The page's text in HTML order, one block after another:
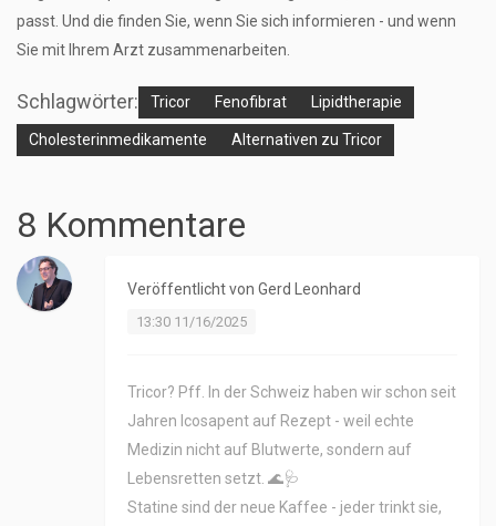
passt. Und die finden Sie, wenn Sie sich informieren - und wenn
Sie mit Ihrem Arzt zusammenarbeiten.
Schlagwörter: Tricor Fenofibrat Lipidtherapie
Cholesterinmedikamente Alternativen zu Tricor
8 Kommentare
Veröffentlicht von Gerd Leonhard
13:30 11/16/2025
Tricor? Pff. In der Schweiz haben wir schon seit
Jahren Icosapent auf Rezept - weil echte
Medizin nicht auf Blutwerte, sondern auf
Lebensretten setzt. 🌊🩺
Statine sind der neue Kaffee - jeder trinkt sie,